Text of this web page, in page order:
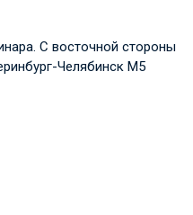
С восточной стороны
Челябинск М5